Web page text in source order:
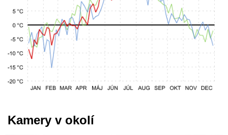
Kamery v okolí